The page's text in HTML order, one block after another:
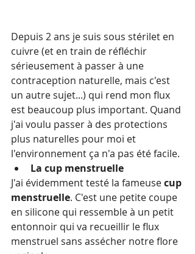
Depuis 2 ans je suis sous stérilet en
cuivre (et en train de réfléchir
sérieusement à passer à une
contraception naturelle, mais c'est
un autre sujet...) qui rend mon flux
est beaucoup plus important. Quand
j'ai voulu passer à des protections
plus naturelles pour moi et
l'environnement ça n'a pas été facile.
La cup menstruelle
J'ai évidemment testé la fameuse cup
menstruelle. C'est une petite coupe
en silicone qui ressemble à un petit
entonnoir qui va recueillir le flux
menstruel sans assécher notre flore